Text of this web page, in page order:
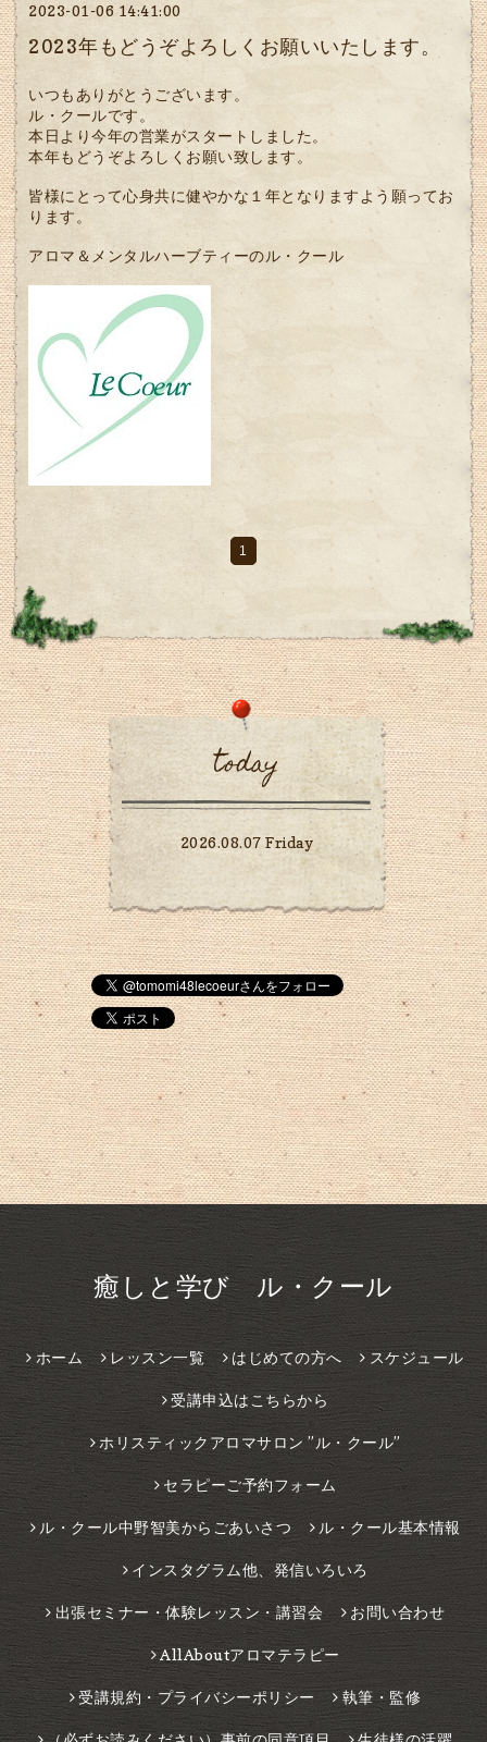
2023-01-06 14:41:00
2023年もどうぞよろしくお願いいたします。
いつもありがとうございます。
ル・クールです。
本日より今年の営業がスタートしました。
本年もどうぞよろしくお願い致します。
皆様にとって心身共に健やかな１年となりますよう願ってお
ります。
アロマ＆メンタルハーブティーのル・クール
1
today
2026.08.07 Friday
癒しと学び ル・クール
ホーム レッスン一覧 はじめての方へ スケジュール
受講申込はこちらから
ホリスティックアロマサロン ”ル・クール”
セラピーご予約フォーム
ル・クール中野智美からごあいさつ ル・クール基本情報
インスタグラム他、発信いろいろ
出張セミナー・体験レッスン・講習会 お問い合わせ
AllAboutアロマテラピー
受講規約・プライバシーポリシー 執筆・監修